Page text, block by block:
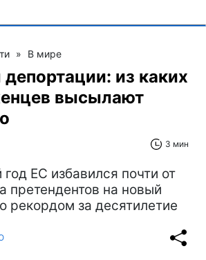
» В мире
из каких
высылают
3 мин
ЕС избавился почти от
претендентов на новый
рекордом за десятилетие